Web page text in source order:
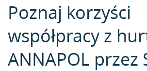
Poznaj korzyści
współpracy z
ANNAPOL przez